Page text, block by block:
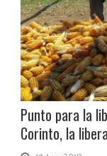
Punto para la
Corinto, la